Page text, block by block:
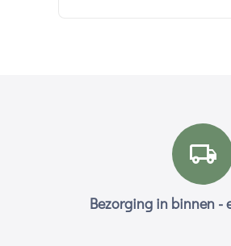
Bezorging in binnen -